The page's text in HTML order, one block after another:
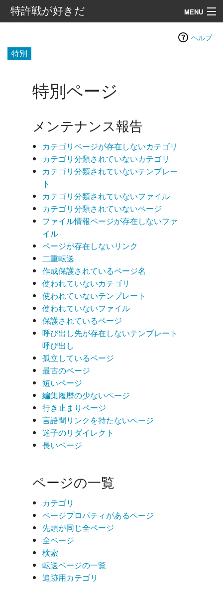
特許戦が好きだ MENU
目次
ヘルプ
特別
特別ページ
メンテナンス報告
カテゴリページが存在しないカテゴリ
カテゴリ分類されていないカテゴリ
カテゴリ分類されていないテンプレー
ト
カテゴリ分類されていないファイル
カテゴリ分類されていないページ
ファイル情報ページが存在しないファ
イル
ページが存在しないリンク
二重転送
作成保護されているページ名
使われていないカテゴリ
使われていないテンプレート
使われていないファイル
保護されているページ
呼び出し先が存在しないテンプレート
呼び出し
孤立しているページ
最古のページ
短いページ
編集履歴の少ないページ
行き止まりページ
言語間リンクを持たないページ
迷子のリダイレクト
長いページ
ページの一覧
カテゴリ
ページプロパティがあるページ
先頭が同じ全ページ
全ページ
検索
転送ページの一覧
追跡用カテゴリ